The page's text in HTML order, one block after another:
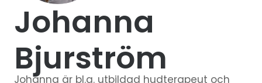
Johanna
Bjurström
Johanna är bl.a. utbildad hudterapeut och